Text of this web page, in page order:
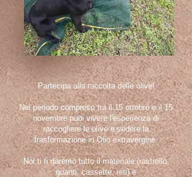
Partecipa alla raccolta delle olive!
Nel periodo compreso tra il 15 ottobre e il 15
novembre puoi vivere l'esperienza di
raccogliere le olive e vedere la
trasformazionein Olio extravergine.
Noi ti ti daremo tutto il materiale (rastrello,
guanti, cassette, reti) e